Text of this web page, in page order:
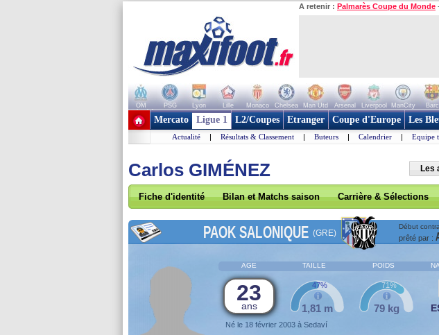
A retenir : Palmarès Coupe du Monde -
OM PSG Lyon Lille Monaco Chelsea Man Utd Arsenal Liverpool ManCity
+ de clubs
Mercato Ligue 1 L2/Coupes Etranger Coupe d'Europe Les
Actualité | Résultats & Classement | Buteurs | Calendrier | Equipe
Carlos GIMÉNEZ Les
Fiche d'identité Bilan et Matchs saison Carrière & Sélections
PAOK SALONIQUE (GRE)
Début
prêté par :
AGE TAILLE POIDS
23
ans
Né le 18 février 2003 à Sedaví
1,81 m
47%
79 kg
71%